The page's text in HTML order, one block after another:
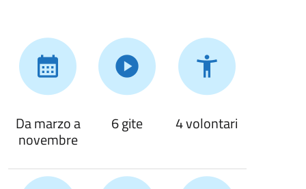
Da marzo a
novembre
6 gite 4 volontari